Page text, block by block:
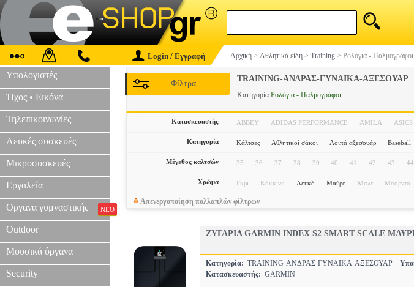
Login / Εγγραφή Αρχική > Αθλητικά είδη > Training > Ρολόγια - Παλμογράφοι
Υπολογιστές
Ήχος • Εικόνα
Τηλεπικοινωνίες
Λευκές συσκευές
Μικροσυσκευές
Εργαλεία
Οργανα γυμναστικής ΝΕΟ
Outdoor
Μουσικά όργανα
Security
TRAINING-ΑΝΔΡΑΣ-ΓΥΝΑΙΚΑ-ΑΞΕΣΟΥΑΡ
Φίλτρα
Κατηγορία Ρολόγια - Παλμογράφοι
Κατασκευαστής ABBEY ADIDAS PERFORMANCE AMILA ASICS
Κατηγορία Κάλτσες Αθλητικοί σάκοι Λοιπά αξεσουάρ Baseball
Μέγεθος καλτσών 35 36 37 38 39 40 41 42 43 44
Χρώμα Γκρι Κόκκινο Λευκό Μαύρο Μπλε Μπορντό
Απενεργοποίηση πολλαπλών φίλτρων
ΖΥΓΑΡΙΑ GARMIN INDEX S2 SMART SCALE
Κατηγορία: TRAINING-ΑΝΔΡΑΣ-ΓΥΝΑΙΚΑ-ΑΞΕΣΟΥΑΡ
Κατασκευαστής: GARMIN